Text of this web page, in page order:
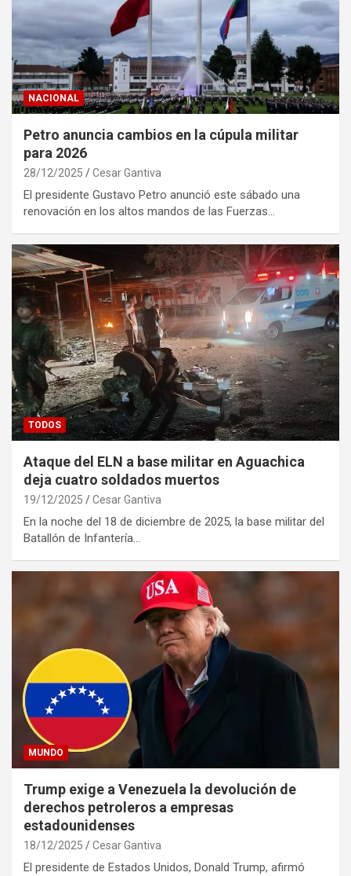
NACIONAL
Petro anuncia cambios en la cúpula militar
para 2026
28/12/2025 Cesar Gantiva
El presidente Gustavo Petro anunció este sábado una
renovación en los altos mandos de las Fuerzas…
TODOS
Ataque del ELN a base militar en Aguachica
deja cuatro soldados muertos
19/12/2025 Cesar Gantiva
En la noche del 18 de diciembre de 2025, la base militar del
Batallón de Infantería…
MUNDO
Trump exige a Venezuela la devolución de
derechos petroleros a empresas
estadounidenses
18/12/2025 Cesar Gantiva
El presidente de Estados Unidos, Donald Trump, afirmó